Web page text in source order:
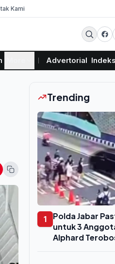
Kami
Advertorial Indeks
Trending
1
Polda Jabar
untuk 3
Alphard